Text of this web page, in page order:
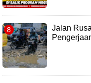
Jalan